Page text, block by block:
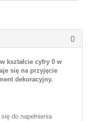
kształcie cyfry 0 w
się na przyjęcie
dekoracyjny.
do napełnienia